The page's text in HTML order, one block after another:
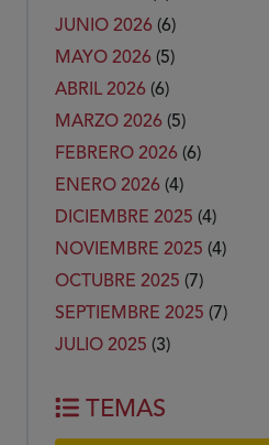
JUNIO 2026 (6)
MAYO 2026 (5)
ABRIL 2026 (6)
MARZO 2026 (5)
FEBRERO 2026 (6)
ENERO 2026 (4)
DICIEMBRE 2025 (4)
NOVIEMBRE 2025 (4)
OCTUBRE 2025 (7)
SEPTIEMBRE 2025 (7)
JULIO 2025 (3)
TEMAS